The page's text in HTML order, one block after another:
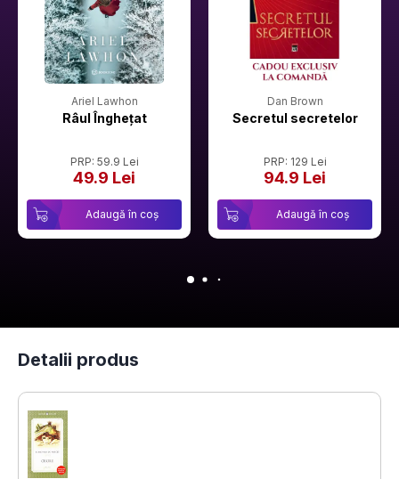
Ariel Lawhon
Râul Înghețat
PRP: 59.9 Lei
49.9 Lei
Adaugă în coș
Dan Brown
Secretul secretelor
PRP: 129 Lei
94.9 Lei
Adaugă în coș
Detalii produs